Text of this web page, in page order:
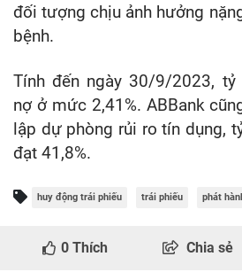
đối tượng chịu ảnh hưởng
bệnh.
Tính đến ngày 30/9/2023,
nợ ở mức 2,41%. ABBank
lập dự phòng rủi ro tín dụng,
đạt 41,8%.
huy động trái phiếu trái phiếu phát
0 Thích Chia sẻ